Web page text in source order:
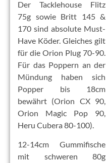
Der Tacklehouse Flitz
75g sowie Britt 145 &
170 sind absolute Must-
Have Köder. Gleiches gilt
für die Orion Plug 70-90.
Für das Poppern an der
Mündung haben sich
Popper bis 18cm
bewährt (Orion CX 90,
Orion Magic Pop 90,
Heru Cubera 80-100).
12-14cm Gummifische
mit schweren 80g